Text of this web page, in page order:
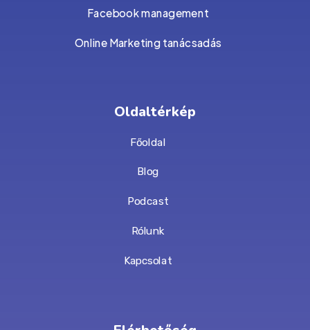
Facebook management
Online Marketing tanácsadás
Oldaltérkép
Főoldal
Blog
Podcast
Rólunk
Kapcsolat